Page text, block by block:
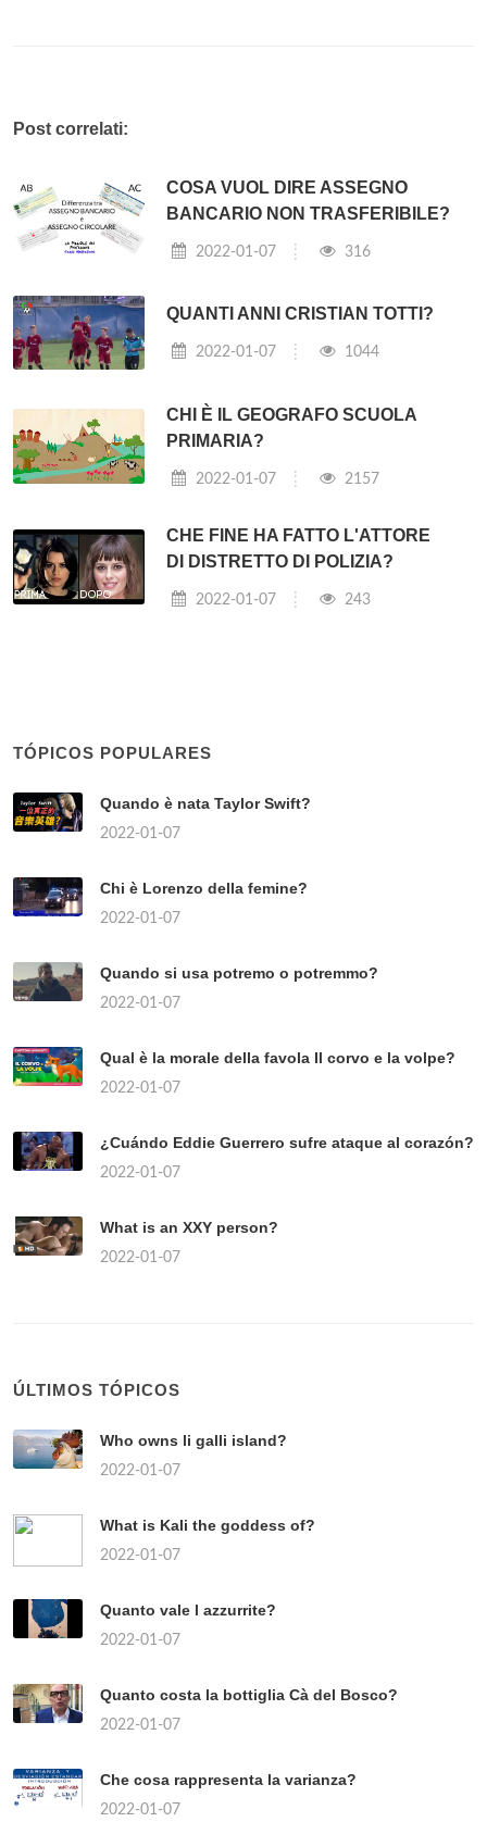
Post correlati:
COSA VUOL DIRE ASSEGNO
BANCARIO NON TRASFERIBILE?
2022-01-07 316
QUANTI ANNI CRISTIAN TOTTI?
2022-01-07 1044
CHI È IL GEOGRAFO SCUOLA
PRIMARIA?
2022-01-07 2157
CHE FINE HA FATTO L'ATTORE
DI DISTRETTO DI POLIZIA?
2022-01-07 243
TÓPICOS POPULARES
Quando è nata Taylor Swift?
2022-01-07
Chi è Lorenzo della femine?
2022-01-07
Quando si usa potremo o potremmo?
2022-01-07
Qual è la morale della favola Il corvo e la volpe?
2022-01-07
¿Cuándo Eddie Guerrero sufre ataque al corazón?
2022-01-07
What is an XXY person?
2022-01-07
ÚLTIMOS TÓPICOS
Who owns li galli island?
2022-01-07
What is Kali the goddess of?
2022-01-07
Quanto vale l azzurrite?
2022-01-07
Quanto costa la bottiglia Cà del Bosco?
2022-01-07
Che cosa rappresenta la varianza?
2022-01-07